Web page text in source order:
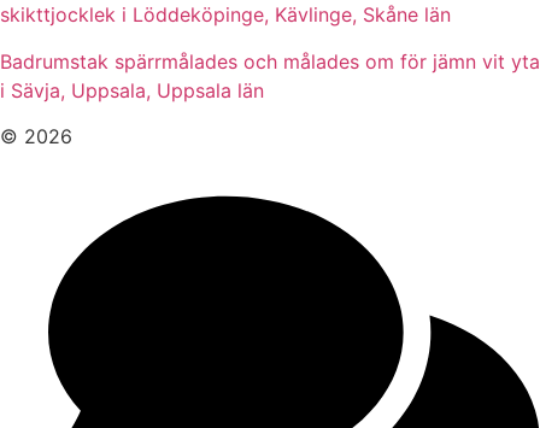
skikttjocklek i Löddeköpinge, Kävlinge, Skåne län
Badrumstak spärrmålades och målades om för jämn vit yta
i Sävja, Uppsala, Uppsala län
© 2026